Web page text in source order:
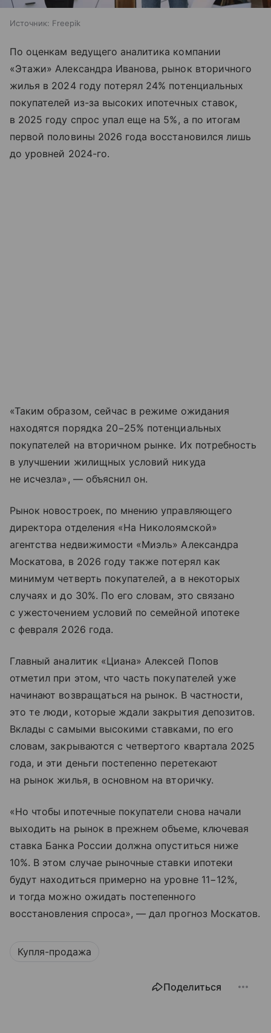
Источник: Freepik
По оценкам ведущего аналитика компании
«Этажи» Александра Иванова, рынок вторичного
жилья в 2024 году потерял 24% потенциальных
покупателей из-за высоких ипотечных ставок,
в 2025 году спрос упал еще на 5%, а по итогам
первой половины 2026 года восстановился лишь
до уровней 2024-го.
«Таким образом, сейчас в режиме ожидания
находятся порядка 20−25% потенциальных
покупателей на вторичном рынке. Их потребность
в улучшении жилищных условий никуда
не исчезла», — объяснил он.
Рынок новостроек, по мнению управляющего
директора отделения «На Николоямской»
агентства недвижимости «Миэль» Александра
Москатова, в 2026 году также потерял как
минимум четверть покупателей, а в некоторых
случаях и до 30%. По его словам, это связано
с ужесточением условий по семейной ипотеке
с февраля 2026 года.
Главный аналитик «Циана» Алексей Попов
отметил при этом, что часть покупателей уже
начинают возвращаться на рынок. В частности,
это те люди, которые ждали закрытия депозитов.
Вклады с самыми высокими ставками, по его
словам, закрываются с четвертого квартала 2025
года, и эти деньги постепенно перетекают
на рынок жилья, в основном на вторичку.
«Но чтобы ипотечные покупатели снова начали
выходить на рынок в прежнем объеме, ключевая
ставка Банка России должна опуститься ниже
10%. В этом случае рыночные ставки ипотеки
будут находиться примерно на уровне 11−12%,
и тогда можно ожидать постепенного
восстановления спроса», — дал прогноз Москатов.
Купля-продажа
Поделиться